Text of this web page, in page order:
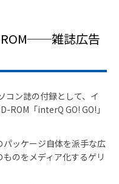
ROM──雑誌広告
コン誌の付録として、イ
ROM「interQ GO! GO!」
ッケージ自体を派手な広
のをメディア化するゲリ